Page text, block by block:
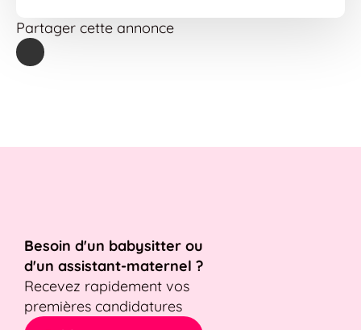
Partager cette annonce
Besoin d'un babysitter ou
d'un assistant-maternel ?
Recevez rapidement vos
premières candidatures